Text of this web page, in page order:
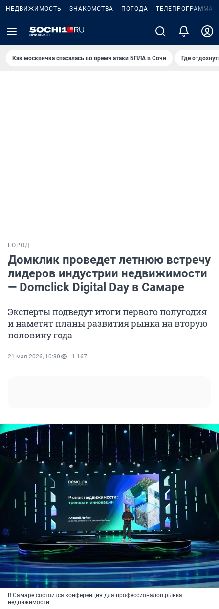
НЕДВИЖИМОСТЬ ЗНАКОМСТВА ПОГОДА ТЕЛЕПРОГРАММА
Как москвичка спасалась во время атаки БПЛА в Сочи Где
ГОРОД
Домклик проведет летнюю встречу
лидеров индустрии недвижимости
— Domclick Digital Day в Самаре
Эксперты подведут итоги первого полугодия
и наметят планы развития рынка на вторую
половину года
21 мая 2026, 10:30 1 167
В Самаре состоится конференция для профессионалов рынка
недвижимости